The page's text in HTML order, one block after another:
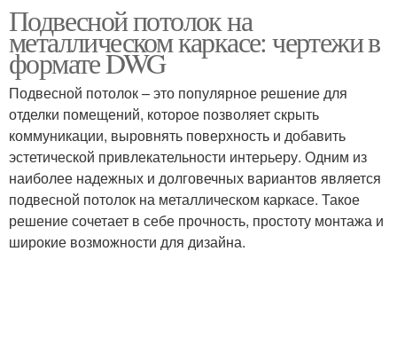
Потолки на
металлическом каркасе
конкретного помещения
Натяжной потолок
Потолок с магнитными
треками
Теневые потолки Потолок со световыми
Подвесной потолок на
металлическом каркасе: чертежи в
формате DWG
Подвесной потолок – это популярное решение для
отделки помещений, которое позволяет скрыть
коммуникации, выровнять поверхность и добавить
эстетической привлекательности интерьеру. Одним из
наиболее надежных и долговечных вариантов является
подвесной потолок на металлическом каркасе. Такое
решение сочетает в себе прочность, простоту монтажа и
широкие возможности для дизайна.